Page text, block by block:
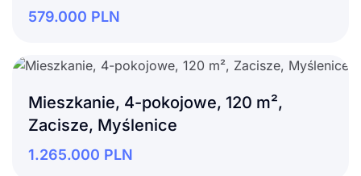
579.000 PLN
Mieszkanie, 4-pokojowe, 120 m²,
Zacisze, Myślenice
1.265.000 PLN